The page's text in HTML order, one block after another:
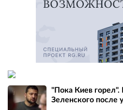
"Пока Киев горел".
Зеленского после